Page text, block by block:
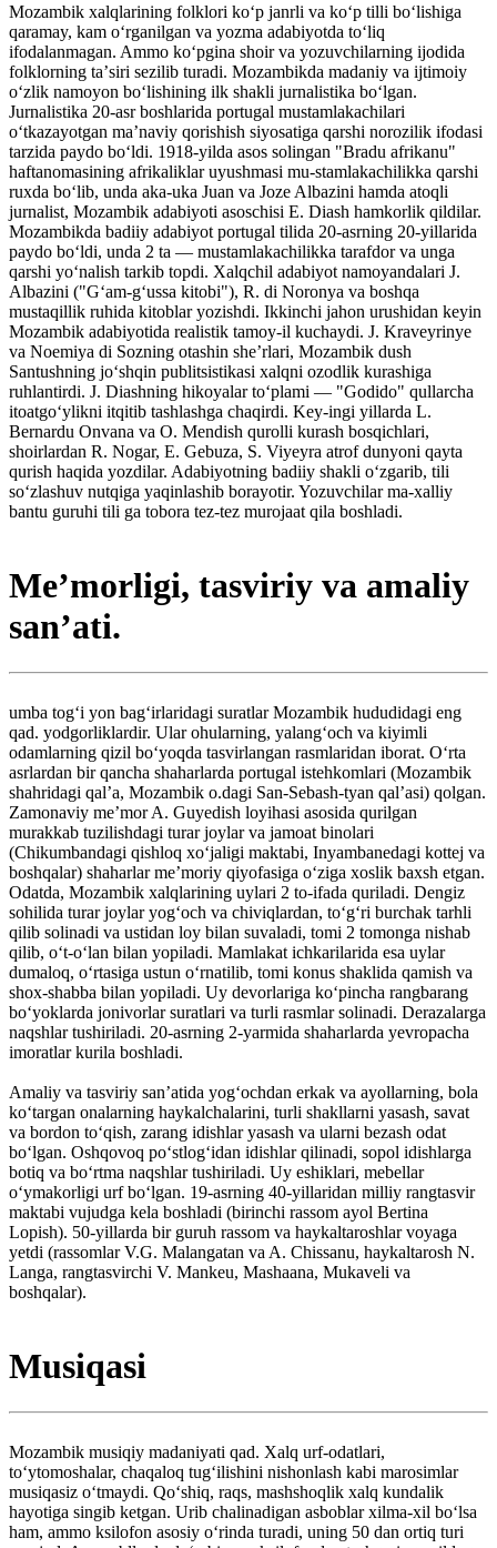
Mozambik xalqlarining folklori koʻp janrli va koʻp tilli boʻlishiga
qaramay, kam oʻrganilgan va yozma adabiyotda toʻliq
ifodalanmagan. Ammo koʻpgina shoir va yozuvchilarning ijodida
folklorning taʼsiri sezilib turadi. Mozambikda madaniy va ijtimoiy
oʻzlik namoyon boʻlishining ilk shakli jurnalistika boʻlgan.
Jurnalistika 20-asr boshlarida portugal mustamlakachilari
oʻtkazayotgan maʼnaviy qorishish siyosatiga qarshi norozilik ifodasi
tarzida paydo boʻldi. 1918-yilda asos solingan "Bradu afrikanu"
haftanomasining afrikaliklar uyushmasi mu-stamlakachilikka qarshi
ruxda boʻlib, unda aka-uka Juan va Joze Albazini hamda atoqli
jurnalist, Mozambik adabiyoti asoschisi E. Diash hamkorlik qildilar.
Mozambikda badiiy adabiyot portugal tilida 20-asrning 20-yillarida
paydo boʻldi, unda 2 ta — mustamlakachilikka tarafdor va unga
qarshi yoʻnalish tarkib topdi. Xalqchil adabiyot namoyandalari J.
Albazini ("Gʻam-gʻussa kitobi"), R. di Noronya va boshqa
mustaqillik ruhida kitoblar yozishdi. Ikkinchi jahon urushidan keyin
Mozambik adabiyotida realistik tamoy-il kuchaydi. J. Kraveyrinye
va Noemiya di Sozning otashin sheʼrlari, Mozambik dush
Santushning joʻshqin publitsistikasi xalqni ozodlik kurashiga
ruhlantirdi. J. Diashning hikoyalar toʻplami — "Godido" qullarcha
itoatgoʻylikni itqitib tashlashga chaqirdi. Key-ingi yillarda L.
Bernardu Onvana va O. Mendish qurolli kurash bosqichlari,
shoirlardan R. Nogar, E. Gebuza, S. Viyeyra atrof dunyoni qayta
qurish haqida yozdilar. Adabiyotning badiiy shakli oʻzgarib, tili
soʻzlashuv nutqiga yaqinlashib borayotir. Yozuvchilar ma-xalliy
bantu guruhi tili ga tobora tez-tez murojaat qila boshladi.
Meʼmorligi, tasviriy va amaliy
sanʼati.
umba togʻi yon bagʻirlaridagi suratlar Mozambik hududidagi eng
qad. yodgorliklardir. Ular ohularning, yalangʻoch va kiyimli
odamlarning qizil boʻyoqda tasvirlangan rasmlaridan iborat. Oʻrta
asrlardan bir qancha shaharlarda portugal istehkomlari (Mozambik
shahridagi qalʼa, Mozambik o.dagi San-Sebash-tyan qalʼasi) qolgan.
Zamonaviy meʼmor A. Guyedish loyihasi asosida qurilgan
murakkab tuzilishdagi turar joylar va jamoat binolari
(Chikumbandagi qishloq xoʻjaligi maktabi, Inyambanedagi kottej va
boshqalar) shaharlar meʼmoriy qiyofasiga oʻziga xoslik baxsh etgan.
Odatda, Mozambik xalqlarining uylari 2 to-ifada quriladi. Dengiz
sohilida turar joylar yogʻoch va chiviqlardan, toʻgʻri burchak tarhli
qilib solinadi va ustidan loy bilan suvaladi, tomi 2 tomonga nishab
qilib, oʻt-oʻlan bilan yopiladi. Mamlakat ichkarilarida esa uylar
dumaloq, oʻrtasiga ustun oʻrnatilib, tomi konus shaklida qamish va
shox-shabba bilan yopiladi. Uy devorlariga koʻpincha rangbarang
boʻyoklarda jonivorlar suratlari va turli rasmlar solinadi. Derazalarga
naqshlar tushiriladi. 20-asrning 2-yarmida shaharlarda yevropacha
imoratlar kurila boshladi.
Amaliy va tasviriy sanʼatida yogʻochdan erkak va ayollarning, bola
koʻtargan onalarning haykalchalarini, turli shakllarni yasash, savat
va bordon toʻqish, zarang idishlar yasash va ularni bezash odat
boʻlgan. Oshqovoq poʻstlogʻidan idishlar qilinadi, sopol idishlarga
botiq va boʻrtma naqshlar tushiriladi. Uy eshiklari, mebellar
oʻymakorligi urf boʻlgan. 19-asrning 40-yillaridan milliy rangtasvir
maktabi vujudga kela boshladi (birinchi rassom ayol Bertina
Lopish). 50-yillarda bir guruh rassom va haykaltaroshlar voyaga
yetdi (rassomlar V.G. Malangatan va A. Chissanu, haykaltarosh N.
Langa, rangtasvirchi V. Mankeu, Mashaana, Mukaveli va
boshqalar).
Musiqasi
Mozambik musiqiy madaniyati qad. Xalq urf-odatlari,
toʻytomoshalar, chaqaloq tugʻilishini nishonlash kabi marosimlar
musiqasiz oʻtmaydi. Qoʻshiq, raqs, mashshoqlik xalq kundalik
hayotiga singib ketgan. Urib chalinadigan asboblar xilma-xil boʻlsa
ham, ammo ksilofon asosiy oʻrinda turadi, uning 50 dan ortiq turi